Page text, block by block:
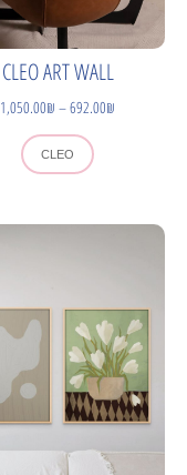
CLEO ART WALL
692.00₪
–
1,050.00₪
CLEO